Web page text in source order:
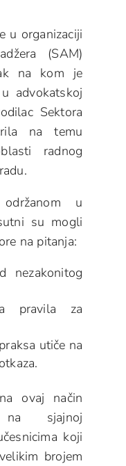
u organizaciji
(SAM)
na kom je
advokatskoj
Sektora
na temu
radnog
u
su mogli
na pitanja:
nezakonitog
pravila za
utiče na
ovaj način
na sjajnoj
koji
brojem